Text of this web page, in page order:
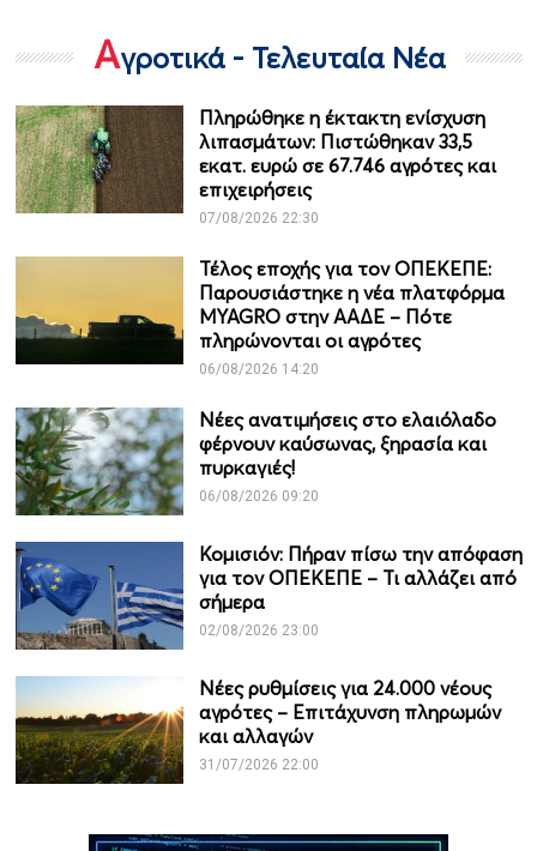
Αγροτικά - Τελευταία Νέα
Πληρώθηκε η έκτακτη ενίσχυση
λιπασμάτων: Πιστώθηκαν 33,5
εκατ. ευρώ σε 67.746 αγρότες και
επιχειρήσεις
07/08/2026 22:30
Τέλος εποχής για τον ΟΠΕΚΕΠΕ:
Παρουσιάστηκε η νέα πλατφόρμα
MYAGRO στην ΑΑΔΕ – Πότε
πληρώνονται οι αγρότες
06/08/2026 14:20
Νέες ανατιμήσεις στο ελαιόλαδο
φέρνουν καύσωνας, ξηρασία και
πυρκαγιές!
06/08/2026 09:20
Κομισιόν: Πήραν πίσω την απόφαση
για τον ΟΠΕΚΕΠΕ – Τι αλλάζει από
σήμερα
02/08/2026 23:00
Νέες ρυθμίσεις για 24.000 νέους
αγρότες – Επιτάχυνση πληρωμών
και αλλαγών
31/07/2026 22:00